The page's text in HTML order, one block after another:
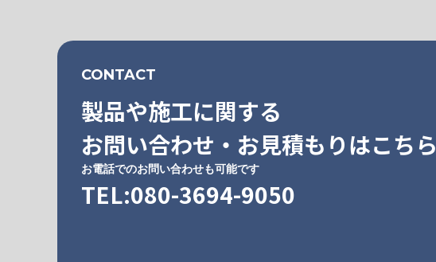
CONTACT
製品や施工に関する
お問い合わせ・お見積もりはこちら
お電話でのお問い合わせも可能です
TEL:080-3694-9050